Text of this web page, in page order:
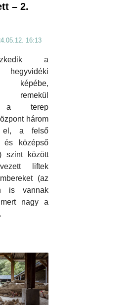
– 2.
16:13
a
remekül
a terep
három
el, a felső
és középső
szint között
liftek
(az
is vannak
nagy a